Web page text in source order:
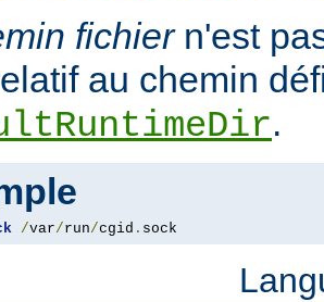
fichiern'est
au chemin
.
/var/run/cgid . sock